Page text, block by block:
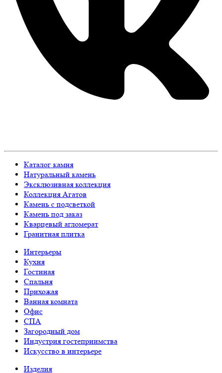
Каталог камня
Натуральный камень
Эксклюзивная коллекция
Коллекция Агатов
Камень с подсветкой
Камень под заказ
Кварцевый агломерат
Гранитная плитка
Интерьеры
Кухня
Гостиная
Спальня
Прихожая
Ванная комната
Офис
СПА
Загородный дом
Индустрия гостеприимства
Искусство в интерьере
Изделия